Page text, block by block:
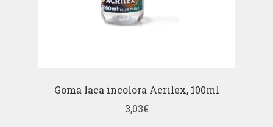
Goma laca incolora Acrilex, 100ml
3,03€